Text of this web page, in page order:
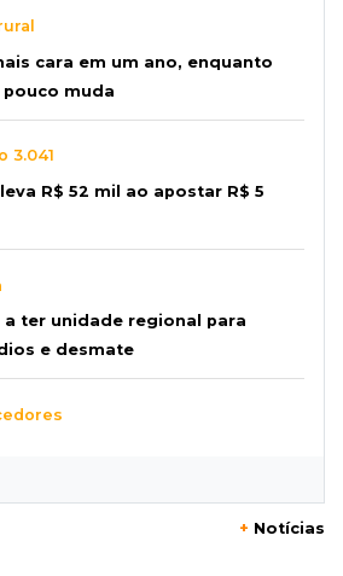
cara em um ano, enquanto
muda
3.041
R$ 52 mil ao apostar R$ 5
a ter unidade regional para
e desmate
+ Notícias